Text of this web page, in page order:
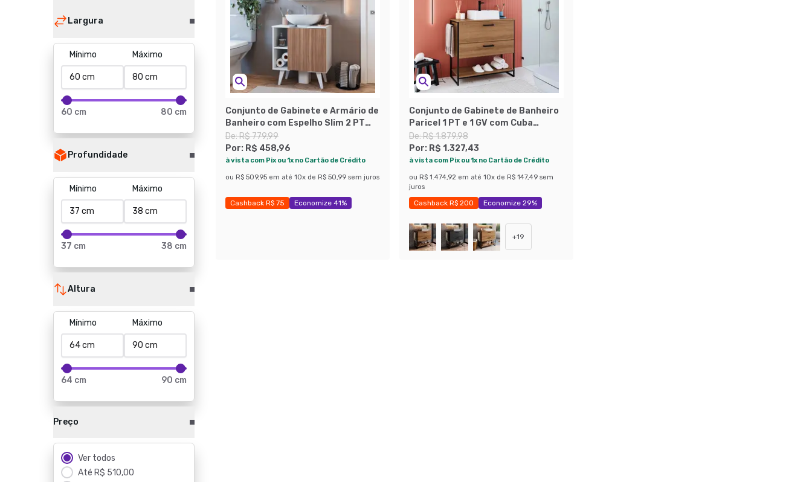
Largura
Mínimo Máximo
60 cm 80 cm
Profundidade
Mínimo Máximo
37 cm 38 cm
Altura
Mínimo Máximo
64 cm 90 cm
Preço
Ver todos
Até R$ 510,00
Conjunto de Gabinete e Armário de
Banheiro com Espelho Slim 2 PT
Branco e Montana
De:R$ 779,99
Por: R$ 458,96
à vista com Pix ou 1x no Cartão de Crédito
ou R$ 509,95 em até 10x de R$ 50,99 sem juros
Cashback R$ 75 Economize 41%
Conjunto de Gabinete de Banheiro
Paricel 1 PT e 1 GV com Cuba
Ametista Branca e Espelheira
Angel 1 PT Preto e Mel
De:R$ 1.879,98
Por: R$ 1.327,43
à vista com Pix ou 1x no Cartão de Crédito
ou R$ 1.474,92 em até 10x de R$ 147,49 sem
juros
Cashback R$ 200 Economize 29%
+19